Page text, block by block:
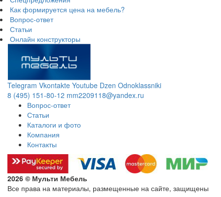
Как формируется цена на мебель?
Вопрос-ответ
Статьи
Онлайн конструкторы
Telegram Vkontakte Youtube Dzen Odnoklassniki
8 (495) 151-80-12 mm2209118@yandex.ru
Вопрос-ответ
Статьи
Каталоги и фото
Компания
Контакты
2026 © Мульти Мебель
Все права на материалы, размещенные на сайте, защищены